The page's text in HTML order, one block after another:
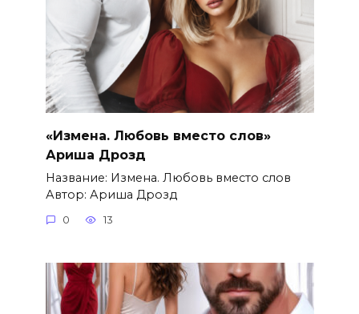
«Измена. Любовь вместо слов»
Ариша Дрозд
Название: Измена. Любовь вместо слов
Автор: Ариша Дрозд
0 13